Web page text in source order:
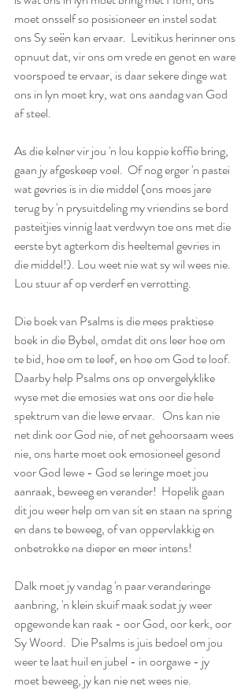
moet onsself so posisioneer en instel sodat
ons Sy seën kan ervaar.  Levitikus herinner ons
opnuut dat, vir ons om vrede en genot en ware
voorspoed te ervaar, is daar sekere dinge wat
ons in lyn moet kry, wat ons aandag van God
af steel.
As die kelner vir jou 'n lou koppie koffie bring,
gaan jy afgeskeep voel.  Of nog erger 'n pastei
wat gevries is in die middel (ons moes jare
terug by 'n prysuitdeling my vriendins se bord
pasteitjies vinnig laat verdwyn toe ons met die
eerste byt agterkom dis heeltemal gevries in
die middel!). Lou weet nie wat sy wil wees nie.
Lou stuur af op verderf en verrotting.
Die boek van Psalms is die mees praktiese
boek in die Bybel, omdat dit ons leer hoe om
te bid, hoe om te leef, en hoe om God te loof.
Daarby help Psalms ons op onvergelyklike
wyse met die emosies wat ons oor die hele
spektrum van die lewe ervaar.   Ons kan nie
net dink oor God nie, of net gehoorsaam wees
nie, ons harte moet ook emosioneel gesond
voor God lewe - God se leringe moet jou
aanraak, beweeg en verander!  Hopelik gaan
dit jou weer help om van sit en staan na spring
en dans te beweeg, of van oppervlakkig en
onbetrokke na dieper en meer intens!
Dalk moet jy vandag 'n paar veranderinge
aanbring, 'n klein skuif maak sodat jy weer
opgewonde kan raak - oor God, oor kerk, oor
Sy Woord.  Die Psalms is juis bedoel om jou
weer te laat huil en jubel - in oorgawe - jy
moet beweeg, jy kan nie net wees nie.